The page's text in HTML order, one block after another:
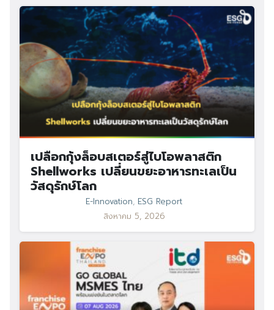
เปลือกกุ้งล็อบสเตอร์สู่ไบโอพลาสติก
Shellworks เปลี่ยนขยะอาหารทะเลเป็น
วัสดุรักษ์โลก
E-Innovation, ESG Report
สิงหาคม 5, 2026